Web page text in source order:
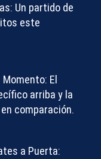
Un partido de
este
Momento: El
arriba y la
comparación.
a Puerta: